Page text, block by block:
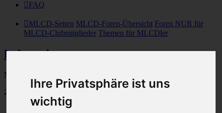
Ihre Privatsphäre ist uns
wichtig
FAQ
MLCD-Seiten MLCD-Foren-Übersicht Foren NUR für
MLCD-Clubmitglieder Themen für MLCDler
Laberecke
Nur für MLCDler!
215 Beiträge
Seite